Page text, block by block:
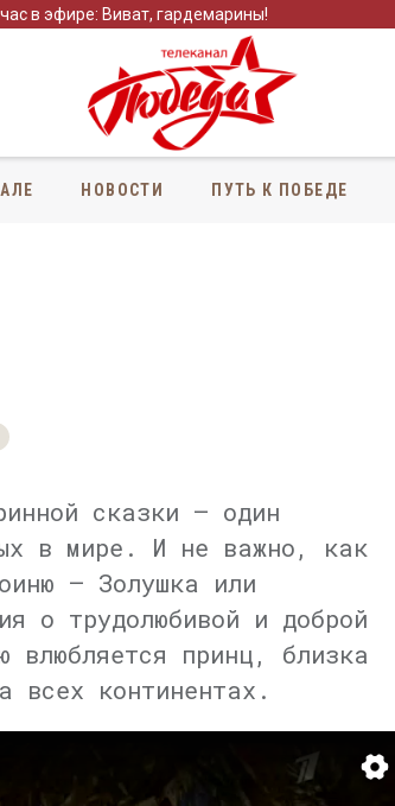
в эфире: Виват, гардемарины!
НОВОСТИ ПУТЬ К ПОБЕДЕ
сказки — один
в мире. И не важно, как
— Золушка или
о трудолюбивой и доброй
влюбляется принц, близка
всех континентах.